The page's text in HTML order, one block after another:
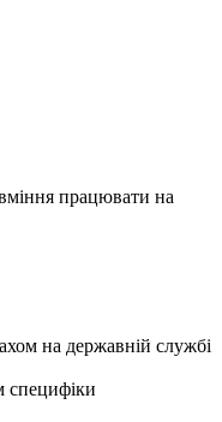
працювати на
на державній службі
специфіки